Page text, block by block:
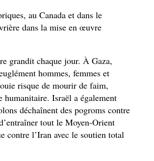
au Canada et dans le
dans la mise en œuvre
grandit chaque jour. À Gaza,
hommes, femmes et
risque de mourir de faim,
Israël a également
déchaînent des pogroms contre
tout le Moyen-Orient
contre l’Iran avec le soutien total